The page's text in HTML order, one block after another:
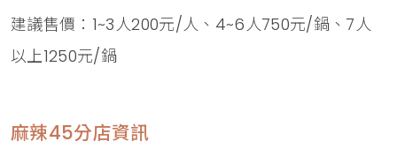
建議售價：1~3人200元/人、4~6人750元/鍋、7人
以上1250元/鍋
麻辣45分店資訊